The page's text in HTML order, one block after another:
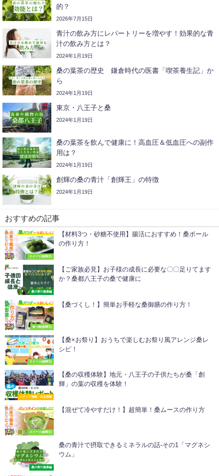
的？
2026年7月15日
青汁の飲み方にレパートリーを増やす！効果的な青
汁の飲み方とは？
2024年1月19日
桑の葉茶の歴史 鎌倉時代の医書「喫茶養生記」か
ら
2024年1月19日
東京・八王子と桑
2024年1月19日
桑の葉茶を飲んで健康に！高血圧＆低血圧への副作
用は？
2024年1月19日
創輝の桑の青汁「創輝王」の特徴
2024年1月19日
おすすめの記事
スイーツ(創輝王)
【材料3つ・砂糖不使用】腸活におすすめ！桑ボール
の作り方！
桑の青汁健康編
【ご家族必見】お子様の成長に必要な〇〇足りてます
か？桑都八王子の桑で健康に
食べ物(創輝王)
【桑づくし！】簡単お手軽な桑御膳の作り方！
スイーツ(創輝王)
【桑×お祭り】おうちで楽しむお祭り風アレンジ桑レ
シピ！
メディア掲載・出店情報
【桑の収穫体験】地元・八王子の子供たちが桑「創
輝」の葉の収穫を体験！
スイーツ(創輝王)
【混ぜて冷やすだけ！】超簡単！桑ムースの作り方
桑の青汁健康編
桑の青汁で摂取できるミネラルの話-その1「マグネシ
ウム」